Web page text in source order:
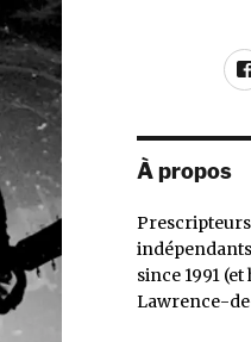
À propos
since 1991
Lawrence-